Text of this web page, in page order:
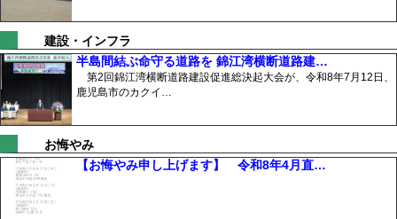
建設・インフラ
半島間結ぶ命守る道路を 錦江湾横断道路建…
第2回錦江湾横断道路建設促進総決起大会が、令和8年7月12日、
鹿児島市のカクイ…
お悔やみ
【お悔やみ申し上げます】 令和8年4月直…